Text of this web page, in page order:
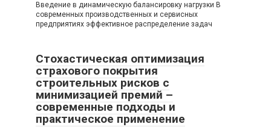
Введение в динамическую балансировку нагрузки В
современных производственных и сервисных
предприятиях эффективное распределение задач
Стохастическая оптимизация
страхового покрытия
строительных рисков с
минимизацией премий –
современные подходы и
практическое применение